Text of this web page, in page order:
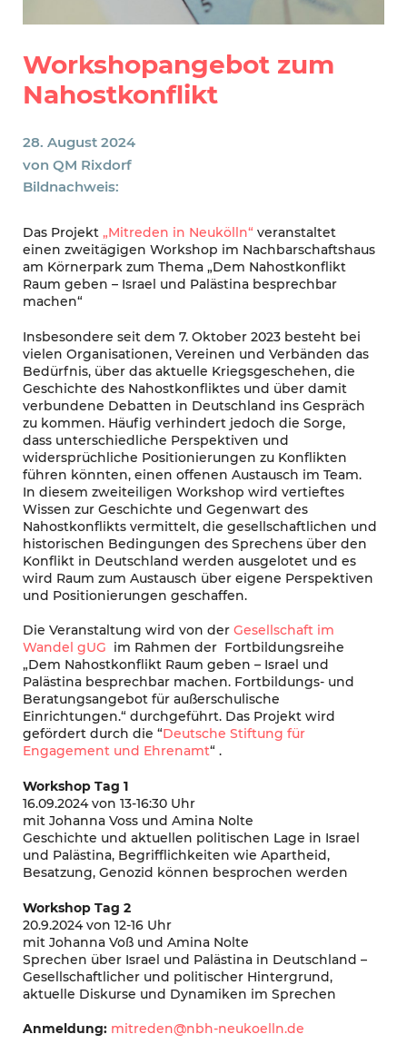
Workshopangebot zum
Nahostkonflikt
28. August 2024
von QM Rixdorf
Bildnachweis:
Das Projekt „Mitreden in Neukölln“ veranstaltet
einen zweitägigen Workshop im Nachbarschaftshaus
am Körnerpark zum Thema „Dem Nahostkonflikt
Raum geben – Israel und Palästina besprechbar
machen“
Insbesondere seit dem 7. Oktober 2023 besteht bei
vielen Organisationen, Vereinen und Verbänden das
Bedürfnis, über das aktuelle Kriegsgeschehen, die
Geschichte des Nahostkonfliktes und über damit
verbundene Debatten in Deutschland ins Gespräch
zu kommen. Häufig verhindert jedoch die Sorge,
dass unterschiedliche Perspektiven und
widersprüchliche Positionierungen zu Konflikten
führen könnten, einen offenen Austausch im Team.
In diesem zweiteiligen Workshop wird vertieftes
Wissen zur Geschichte und Gegenwart des
Nahostkonflikts vermittelt, die gesellschaftlichen und
historischen Bedingungen des Sprechens über den
Konflikt in Deutschland werden ausgelotet und es
wird Raum zum Austausch über eigene Perspektiven
und Positionierungen geschaffen.
Die Veranstaltung wird von der Gesellschaft im
Wandel gUG im Rahmen der Fortbildungsreihe
„Dem Nahostkonflikt Raum geben – Israel und
Palästina besprechbar machen. Fortbildungs- und
Beratungsangebot für außerschulische
Einrichtungen.“ durchgeführt. Das Projekt wird
gefördert durch die “Deutsche Stiftung für
Engagement und Ehrenamt“ .
Workshop Tag 1
16.09.2024 von 13-16:30 Uhr
mit Johanna Voss und Amina Nolte
Geschichte und aktuellen politischen Lage in Israel
und Palästina, Begrifflichkeiten wie Apartheid,
Besatzung, Genozid können besprochen werden
Workshop Tag 2
20.9.2024 von 12-16 Uhr
mit Johanna Voß und Amina Nolte
Sprechen über Israel und Palästina in Deutschland –
Gesellschaftlicher und politischer Hintergrund,
aktuelle Diskurse und Dynamiken im Sprechen
Anmeldung: mitreden@nbh-neukoelln.de